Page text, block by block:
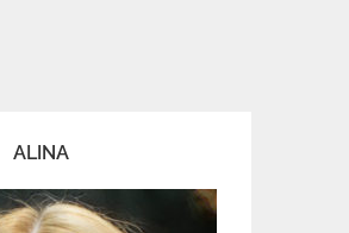
ALINA